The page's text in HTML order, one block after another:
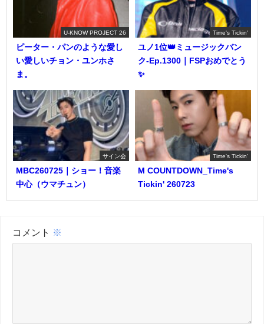
U-KNOW PROJECT 26
ピーター・パンのような愛し
い愛しいチョン・ユンホさ
ま。
Time's Tickin'
ユノ1位👑ミュージックバン
ク-Ep.1300｜FSPおめでとう
✨️
サイン会
MBC260725｜ショー！音楽
中心（ウマチュン）
Time's Tickin'
M COUNTDOWN_Time's
Tickin' 260723
コメント ※